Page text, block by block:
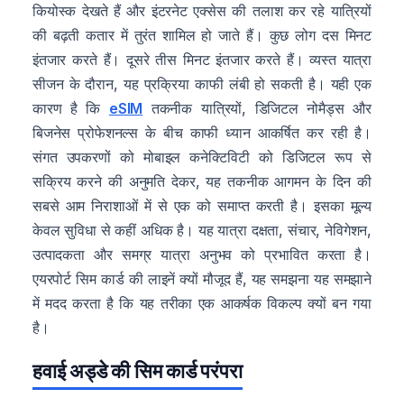
कियोस्क देखते हैं और इंटरनेट एक्सेस की तलाश कर रहे यात्रियों
की बढ़ती कतार में तुरंत शामिल हो जाते हैं। कुछ लोग दस मिनट
इंतजार करते हैं। दूसरे तीस मिनट इंतजार करते हैं। व्यस्त यात्रा
सीजन के दौरान, यह प्रक्रिया काफी लंबी हो सकती है। यही एक
कारण है कि eSIM तकनीक यात्रियों, डिजिटल नोमैड्स और
बिजनेस प्रोफेशनल्स के बीच काफी ध्यान आकर्षित कर रही है।
संगत उपकरणों को मोबाइल कनेक्टिविटी को डिजिटल रूप से
सक्रिय करने की अनुमति देकर, यह तकनीक आगमन के दिन की
सबसे आम निराशाओं में से एक को समाप्त करती है। इसका मूल्य
केवल सुविधा से कहीं अधिक है। यह यात्रा दक्षता, संचार, नेविगेशन,
उत्पादकता और समग्र यात्रा अनुभव को प्रभावित करता है।
एयरपोर्ट सिम कार्ड की लाइनें क्यों मौजूद हैं, यह समझना यह समझाने
में मदद करता है कि यह तरीका एक आकर्षक विकल्प क्यों बन गया
है।
हवाई अड्डे की सिम कार्ड परंपरा